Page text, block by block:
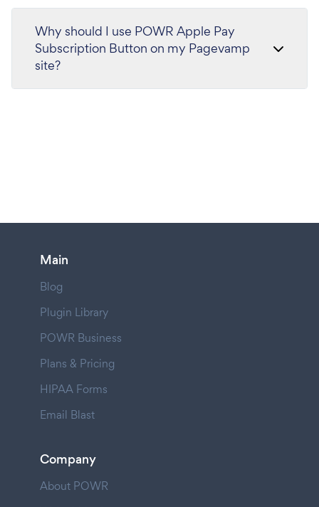
Why should I use POWR Apple Pay
Subscription Button on my Pagevamp
site?
Main
Blog
Plugin Library
POWR Business
Plans & Pricing
HIPAA Forms
Email Blast
Company
About POWR